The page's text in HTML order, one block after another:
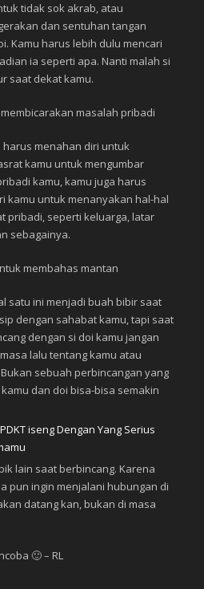
tidak sok akrab, atau
dan sentuhan tangan
Kamu harus lebih dulu mencari
ia seperti apa. Nanti malah si
saat dekat kamu.
membicarakan masalah pribadi
harus menahan diri untuk
kamu untuk mengumbar
kamu, kamu juga harus
kamu untuk menanyakan hal-hal
pribadi, seperti keluarga, latar
sebagainya.
membahas mantan
satu ini menjadi buah bibir saat
dengan sahabat kamu, tapi saat
dengan si doi kamu jangan
lalu tentang kamu atau
sebuah perbincangan yang
dan doi bisa-bisa semakin
lain saat berbincang. Karena
pun ingin menjalani hubungan di
datang kan, bukan di masa
🙂 – RL